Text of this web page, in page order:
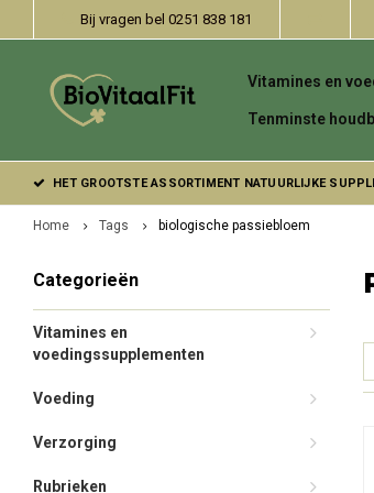
Bij vragen bel 0251 838 181
Vitamines en
Tenminste
HET GROOTSTE ASSORTIMENT NATUURLIJKE
Home Tags biologische passiebloem
Categorieën
Vitamines en
voedingssupplementen
Voeding
Verzorging
Rubrieken